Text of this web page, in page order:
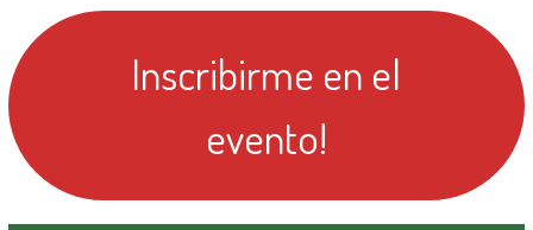
Inscribirme en el
evento!